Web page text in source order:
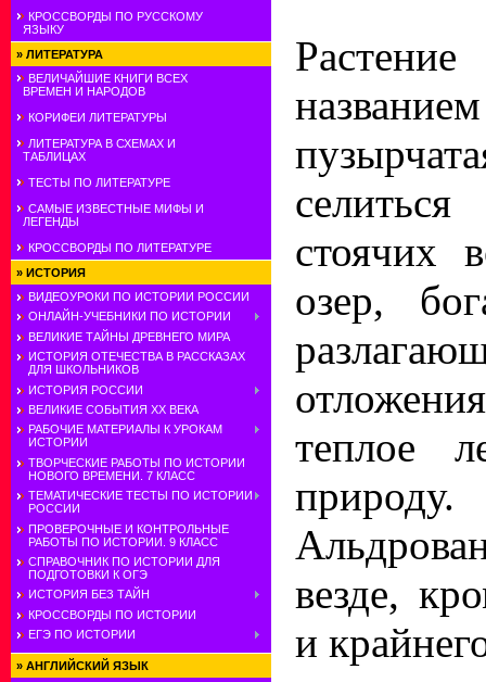
КРОССВОРДЫ ПО РУССКОМУ
ЯЗЫКУ
» ЛИТЕРАТУРА
ВЕЛИЧАЙШИЕ КНИГИ ВСЕХ
ВРЕМЕН И НАРОДОВ
КОРИФЕИ ЛИТЕРАТУРЫ
ЛИТЕРАТУРА В СХЕМАХ И
ТАБЛИЦАХ
ТЕСТЫ ПО ЛИТЕРАТУРЕ
САМЫЕ ИЗВЕСТНЫЕ МИФЫ И
ЛЕГЕНДЫ
КРОССВОРДЫ ПО ЛИТЕРАТУРЕ
» ИСТОРИЯ
ВИДЕОУРОКИ ПО ИСТОРИИ РОССИИ
ОНЛАЙН-УЧЕБНИКИ ПО ИСТОРИИ
ВЕЛИКИЕ ТАЙНЫ ДРЕВНЕГО МИРА
ИСТОРИЯ ОТЕЧЕСТВА В РАССКАЗАХ
ДЛЯ ШКОЛЬНИКОВ
ИСТОРИЯ РОССИИ
ВЕЛИКИЕ СОБЫТИЯ ХХ ВЕКА
РАБОЧИЕ МАТЕРИАЛЫ К УРОКАМ
ИСТОРИИ
ТВОРЧЕСКИЕ РАБОТЫ ПО ИСТОРИИ
НОВОГО ВРЕМЕНИ. 7 КЛАСС
ТЕМАТИЧЕСКИЕ ТЕСТЫ ПО ИСТОРИИ
РОССИИ
ПРОВЕРОЧНЫЕ И КОНТРОЛЬНЫЕ
РАБОТЫ ПО ИСТОРИИ. 9 КЛАСС
СПРАВОЧНИК ПО ИСТОРИИ ДЛЯ
ПОДГОТОВКИ К ОГЭ
ИСТОРИЯ БЕЗ ТАЙН
КРОССВОРДЫ ПО ИСТОРИИ
ЕГЭ ПО ИСТОРИИ
» АНГЛИЙСКИЙ ЯЗЫК
стоячих
озер,
теплое
везде,
и